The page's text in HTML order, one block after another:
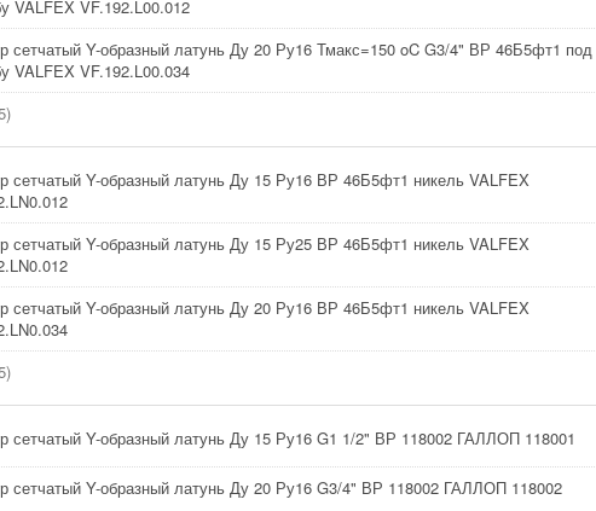
VALFEX VF.192.L00.012
сетчатый Y-образный латунь Ду 20 Ру16 Тмакс=150 oC G3/4" ВР 46Б5фт1 под
VALFEX VF.192.L00.034
сетчатый Y-образный латунь Ду 15 Ру16 ВР 46Б5фт1 никель VALFEX
сетчатый Y-образный латунь Ду 15 Ру25 ВР 46Б5фт1 никель VALFEX
сетчатый Y-образный латунь Ду 20 Ру16 ВР 46Б5фт1 никель VALFEX
сетчатый Y-образный латунь Ду 15 Ру16 G1 1/2" ВР 118002 ГАЛЛОП 118001
сетчатый Y-образный латунь Ду 20 Ру16 G3/4" ВР 118002 ГАЛЛОП 118002